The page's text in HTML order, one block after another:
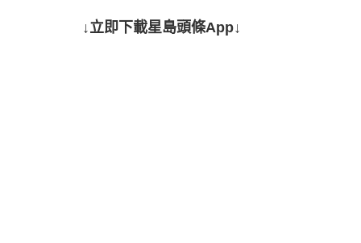
↓立即下載星島頭條App↓